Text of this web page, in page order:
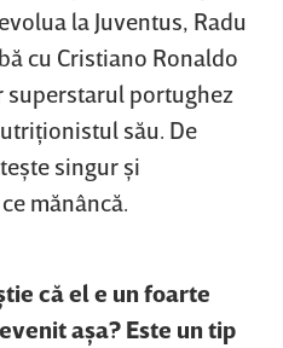
la Juventus, Radu
cu Cristiano Ronaldo
superstarul portughez
său. De
singur şi
mănâncă.
că el e un foarte
aşa? Este un tip